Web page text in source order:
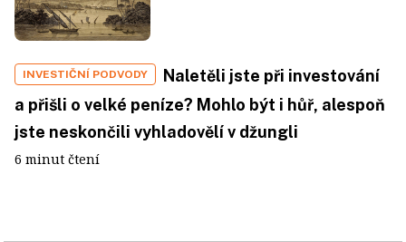
INVESTIČNÍ PODVODY
Naletěli jste při investování
a přišli o velké peníze? Mohlo být i hůř, alespoň
jste neskončili vyhladovělí v džungli
6 minut čtení